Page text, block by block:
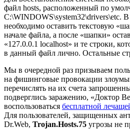
файл hosts, расположенный по
C:\WINDOWS\system32\drivers\etc.
необходимо оставить текстовую
начале файла, а после «шапки»
«127.0.0.1 localhost» и те строки,
в данный файл лично. Остальные
Мы в очередной раз призываем
на фишинговые провокации
перечислять на их счета
подверглись заражению, «Доктор
воспользоваться бесплатной
Для пользователей, защищенных
Dr.Web, Trojan.Hosts.75 угрозы не